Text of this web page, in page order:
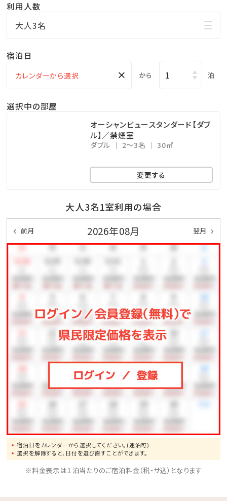
り、お好みやご予算にあわせてお選びいただけます。
ので、ご予約時にお選びください。
★お部屋内は全室禁煙で、ベランダ付です。
【ご朝食】
生まれ変わった和洋食バイキングをお楽しみください。
できない日もございます。内容も変更になる場合がござ
いますので、予めご了承くださいませ。
【おもてなし】
①当プランではお車の駐車料金は何泊しても無料です。
②ウェルカムドリンク1杯付です。
③朝食券はランチ券としてもご利用いただけます。
④朝食券2枚で夕食バイキングへお振替可能です。
⑤お一人様一泊につき1本ミネラルウォーター付です。
【幼児施設使用料】
3～5歳の幼児のご宿泊には、施設使用料としてお一人
予めご了承くださいませ。
▼2食付きプランをご希望の方はこちら
朝食付き
利用人数
大人3名
宿泊日
× から 泊
選択中の部屋
オーシャンビュースタンダード【ダブ
ル】／禁煙室
ダブル 2～3名 30㎡
変更する
大人3名1室利用の場合
前月 2026年08月 翌月
宿泊日をカレンダーから選択してください。(連泊可)
選択を解除すると、日付を選び直すことができます。
※料金表示は１泊当たりのご宿泊料金（税・サ込）となります